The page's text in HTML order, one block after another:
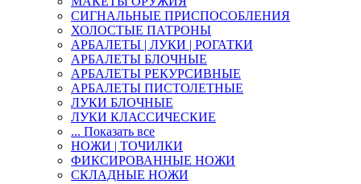
СИГНАЛЬНЫЕ ПРИСПОСОБЛЕНИЯ
ХОЛОСТЫЕ ПАТРОНЫ
АРБАЛЕТЫ | ЛУКИ | РОГАТКИ
АРБАЛЕТЫ БЛОЧНЫЕ
АРБАЛЕТЫ РЕКУРСИВНЫЕ
АРБАЛЕТЫ ПИСТОЛЕТНЫЕ
ЛУКИ БЛОЧНЫЕ
ЛУКИ КЛАССИЧЕСКИЕ
... Показать все
НОЖИ | ТОЧИЛКИ
ФИКСИРОВАННЫЕ НОЖИ
СКЛАДНЫЕ НОЖИ